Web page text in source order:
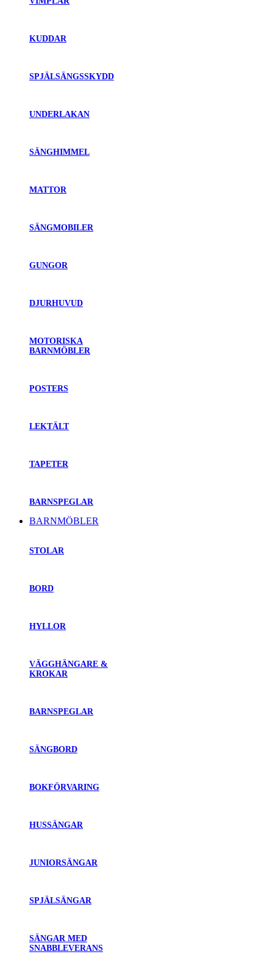
KUDDAR
SPJÄLSÄNGSSKYDD
UNDERLAKAN
SÄNGHIMMEL
MATTOR
SÄNGMOBILER
GUNGOR
DJURHUVUD
MOTORISKA
BARNMÖBLER
POSTERS
LEKTÄLT
TAPETER
BARNSPEGLAR
BARNMÖBLER
STOLAR
BORD
HYLLOR
VÄGGHÄNGARE &
KROKAR
BARNSPEGLAR
SÄNGBORD
BOKFÖRVARING
HUSSÄNGAR
JUNIORSÄNGAR
SPJÄLSÄNGAR
SÄNGAR MED
SNABBLEVERANS